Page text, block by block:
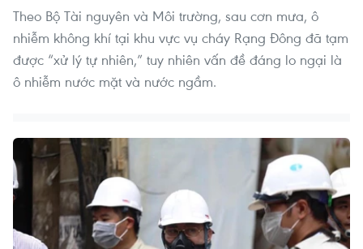
Theo Bộ Tài nguyên và Môi trường, sau cơn mưa, ô
nhiễm không khí tại khu vực vụ cháy Rạng Đông đã tạm
được “xử lý tự nhiên,” tuy nhiên vấn đề đáng lo ngại là
ô nhiễm nước mặt và nước ngầm.